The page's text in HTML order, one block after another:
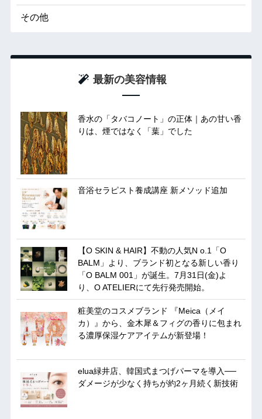
その他
最新の美容情報
香水の「タバコノート」の正体｜あの甘い香
りは、煙ではなく「葉」でした
音浴セラピスト養成講座 新メソッド追加
【O SKIN & HAIR】不動の人気N o.1「O
BALM」より、ブランド初となる新しい香り
「O BALM 001」が誕生。7月31日(金)よ
り、O ATELIERにて先行発売開始。
粧美堂のコスメブランド 『Meica（メイ
カ）』から、金木犀＆フィグの香りに包まれ
る濃厚保湿ケアアイテムが新登場！
elua緑井店、韓国式まつげパーマを導入──
ダメージが少なく持ちが約2ヶ月続く新技術